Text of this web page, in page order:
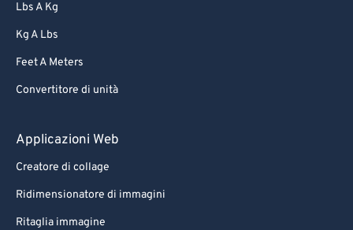
Lbs A Kg
Kg A Lbs
Feet A Meters
Convertitore di unità
Applicazioni Web
Creatore di collage
Ridimensionatore di immagini
Ritaglia immagine